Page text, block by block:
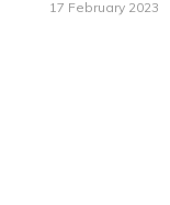
17 February 2023